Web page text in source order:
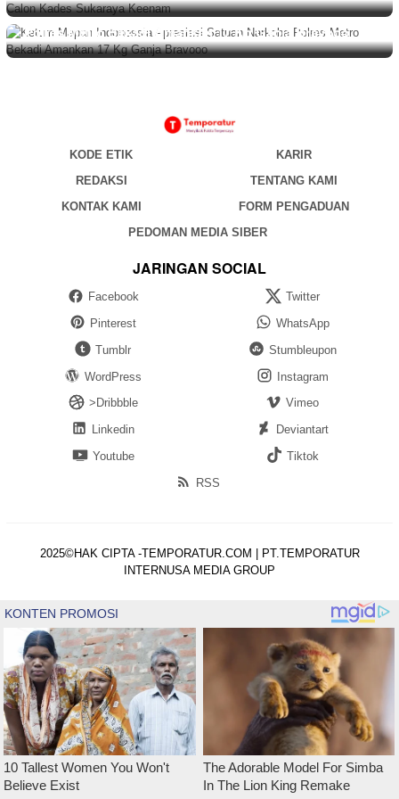
Ketum Mapan Indonessia Apresiasi Satuan Narkoba
Polres Metro Bekadi Amankan 17 Kg Ganja Bravooo
KODE ETIK
KARIR
REDAKSI
TENTANG KAMI
KONTAK KAMI
FORM PENGADUAN
PEDOMAN MEDIA SIBER
JARINGAN SOCIAL
Facebook
Twitter
Pinterest
WhatsApp
Tumblr
Stumbleupon
WordPress
Instagram
>Dribbble
Vimeo
Linkedin
Deviantart
Youtube
Tiktok
RSS
2025©HAK CIPTA -TEMPORATUR.COM | PT.TEMPORATUR
INTERNUSA MEDIA GROUP